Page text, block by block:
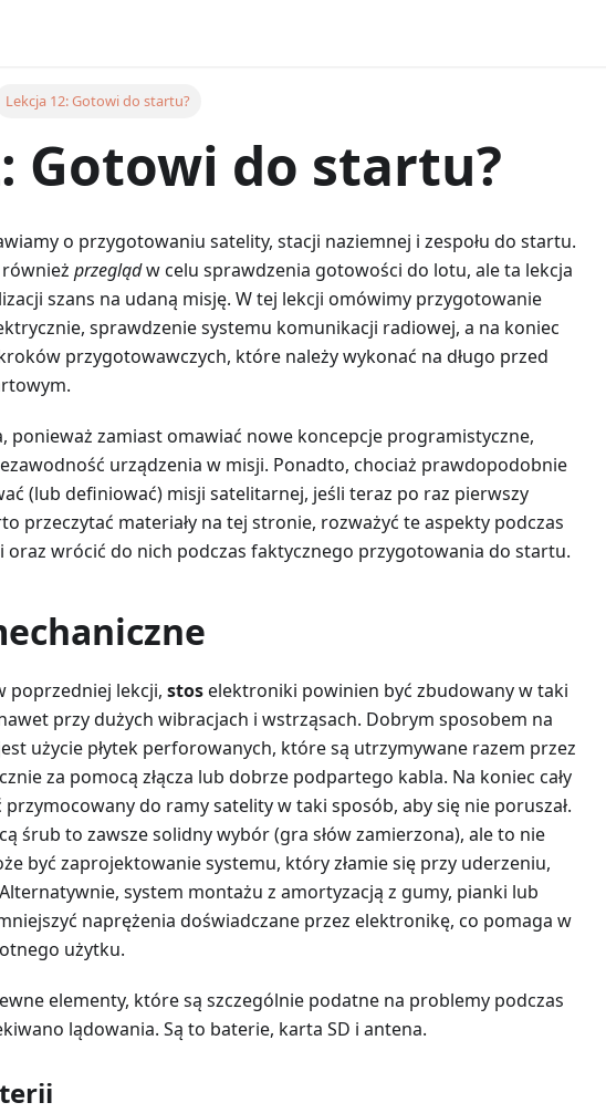
Lekcja 12: Gotowi do startu?
Gotowi do startu?
o przygotowaniu satelity, stacji naziemnej i zespołu do startu.
przeglądw celu sprawdzenia gotowości do lotu, ale ta lekcja
szans na udaną misję. W tej lekcji omówimy przygotowanie
sprawdzenie systemu komunikacji radiowej, a na koniec
przygotowawczych, które należy wykonać na długo przed
ponieważ zamiast omawiać nowe koncepcje programistyczne,
urządzenia w misji. Ponadto, chociaż prawdopodobnie
(lub definiować) misji satelitarnej, jeśli teraz po raz pierwszy
przeczytać materiały na tej stronie, rozważyć te aspekty podczas
oraz wrócić do nich podczas faktycznego przygotowania do startu.
poprzedniej lekcji, stoselektroniki powinien być zbudowany w taki
przy dużych wibracjach i wstrząsach. Dobrym sposobem na
użycie płytek perforowanych, które są utrzymywane razem przez
za pomocą złącza lub dobrze podpartego kabla. Na koniec cały
do ramy satelity w taki sposób, aby się nie poruszał.
śrub to zawsze solidny wybór (gra słów zamierzona), ale to nie
być zaprojektowanie systemu, który złamie się przy uderzeniu,
system montażu z amortyzacją z gumy, pianki lub
naprężenia doświadczane przez elektronikę, co pomaga w
użytku.
elementy, które są szczególnie podatne na problemy podczas
lądowania. Są to baterie, karta SD i antena.